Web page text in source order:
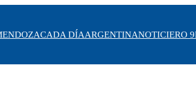
CADA DÍAARGENTINANOTICIERO 9